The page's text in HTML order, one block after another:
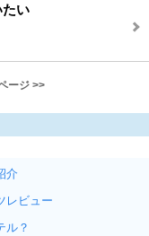
い
ージ >>
介
レビュー
ル？